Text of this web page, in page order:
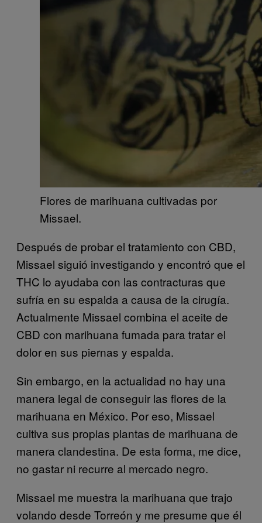
Flores de marihuana cultivadas por
Missael.
Después de probar el tratamiento con CBD,
Missael siguió investigando y encontró que el
THC lo ayudaba con las contracturas que
sufría en su espalda a causa de la cirugía.
Actualmente Missael combina el aceite de
CBD con marihuana fumada para tratar el
dolor en sus piernas y espalda.
Sin embargo, en la actualidad no hay una
manera legal de conseguir las flores de la
marihuana en México. Por eso, Missael
cultiva sus propias plantas de marihuana de
manera clandestina. De esta forma, me dice,
no gastar ni recurre al mercado negro.
Missael me muestra la marihuana que trajo
volando desde Torreón y me presume que él